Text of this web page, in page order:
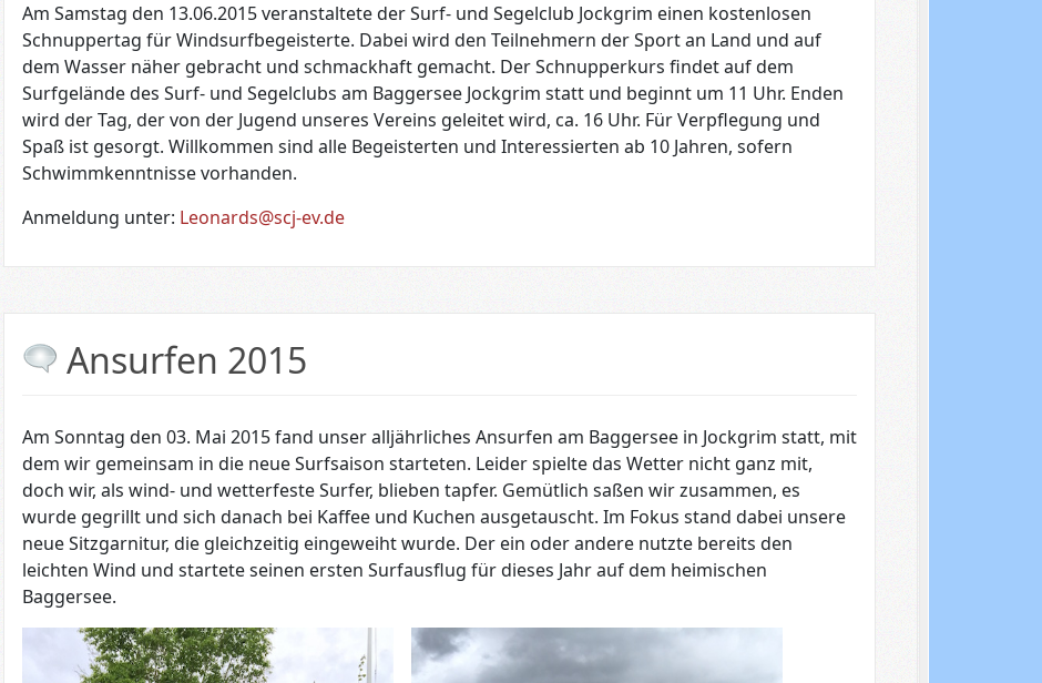
Am Samstag den 13.06.2015 veranstaltete der Surf- und Segelclub Jockgrim einen kostenlosen
Schnuppertag für Windsurfbegeisterte. Dabei wird den Teilnehmern der Sport an Land und auf
dem Wasser näher gebracht und schmackhaft gemacht. Der Schnupperkurs findet auf dem
Surfgelände des Surf- und Segelclubs am Baggersee Jockgrim statt und beginnt um 11 Uhr. Enden
wird der Tag, der von der Jugend unseres Vereins geleitet wird, ca. 16 Uhr. Für Verpflegung und
Spaß ist gesorgt. Willkommen sind alle Begeisterten und Interessierten ab 10 Jahren, sofern
Schwimmkenntnisse vorhanden.
Anmeldung unter: Leonards@scj-ev.de
Ansurfen 2015
Am Sonntag den 03. Mai 2015 fand unser alljährliches Ansurfen am Baggersee in Jockgrim statt, mit
dem wir gemeinsam in die neue Surfsaison starteten. Leider spielte das Wetter nicht ganz mit,
doch wir, als wind- und wetterfeste Surfer, blieben tapfer. Gemütlich saßen wir zusammen, es
wurde gegrillt und sich danach bei Kaffee und Kuchen ausgetauscht. Im Fokus stand dabei unsere
neue Sitzgarnitur, die gleichzeitig eingeweiht wurde. Der ein oder andere nutzte bereits den
leichten Wind und startete seinen ersten Surfausflug für dieses Jahr auf dem heimischen
Baggersee.